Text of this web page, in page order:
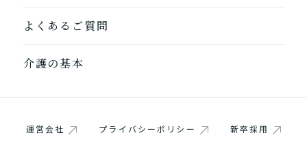
よくあるご質問
介護の基本
運営会社 プライバシーポリシー 新卒採用